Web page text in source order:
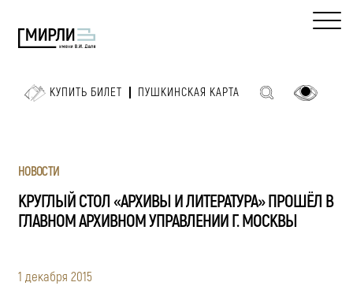
КУПИТЬ БИЛЕТ ПУШКИНСКАЯ КАРТА
НОВОСТИ
КРУГЛЫЙ СТОЛ «АРХИВЫ И ЛИТЕРАТУРА» ПРОШЁЛ В
ГЛАВНОМ АРХИВНОМ УПРАВЛЕНИИ Г. МОСКВЫ
1 декабря 2015